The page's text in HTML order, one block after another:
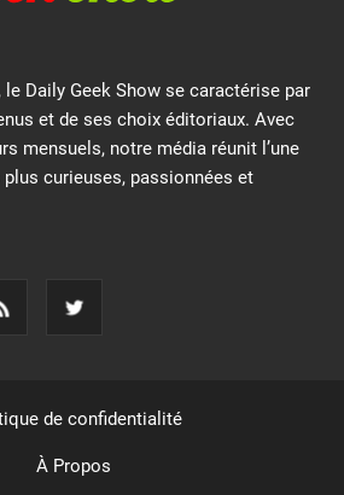
le Daily Geek Show se caractérise par
et de ses choix éditoriaux. Avec
mensuels, notre média réunit l’une
curieuses, passionnées et
de confidentialité
À Propos